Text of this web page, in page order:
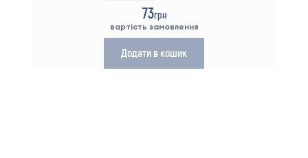
73грн
вартість замовлення
Додати в кошик